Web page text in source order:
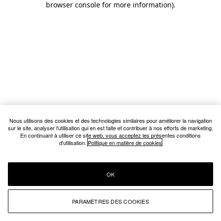
browser console for more information).
Nous utilisons des cookies et des technologies similaires pour améliorer la navigation
sur le site, analyser l'utilisation qui en est faite et contribuer à nos efforts de marketing.
En continuant à utiliser ce site web, vous acceptez les présentes conditions
d'utilisation. Politique en matière de cookies
PARAMÈTRES DES COOKIES
OK